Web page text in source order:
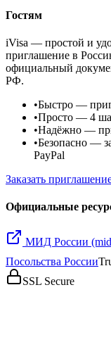
Гостям
iVisa — простой и
приглашение в
официальный
РФ.
•Быстро —
•Просто — 4
•Надёжно —
•Безопасно —
PayPal
Заказать
Официальные
МИД России
Посольства России
SSL Secure